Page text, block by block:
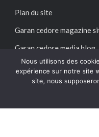
Plan du site
Garan cedore magazine
Garan cedore media blog
SUIVEZ-NOUS SUR :
Nous utilisons des
expérience sur notre site
site, nous